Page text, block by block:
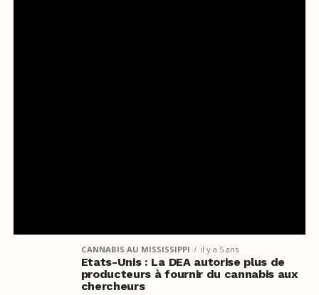
CANNABIS AU MISSISSIPPI il y a 5 ans
Etats-Unis : La DEA autorise plus de
producteurs à fournir du cannabis aux
chercheurs